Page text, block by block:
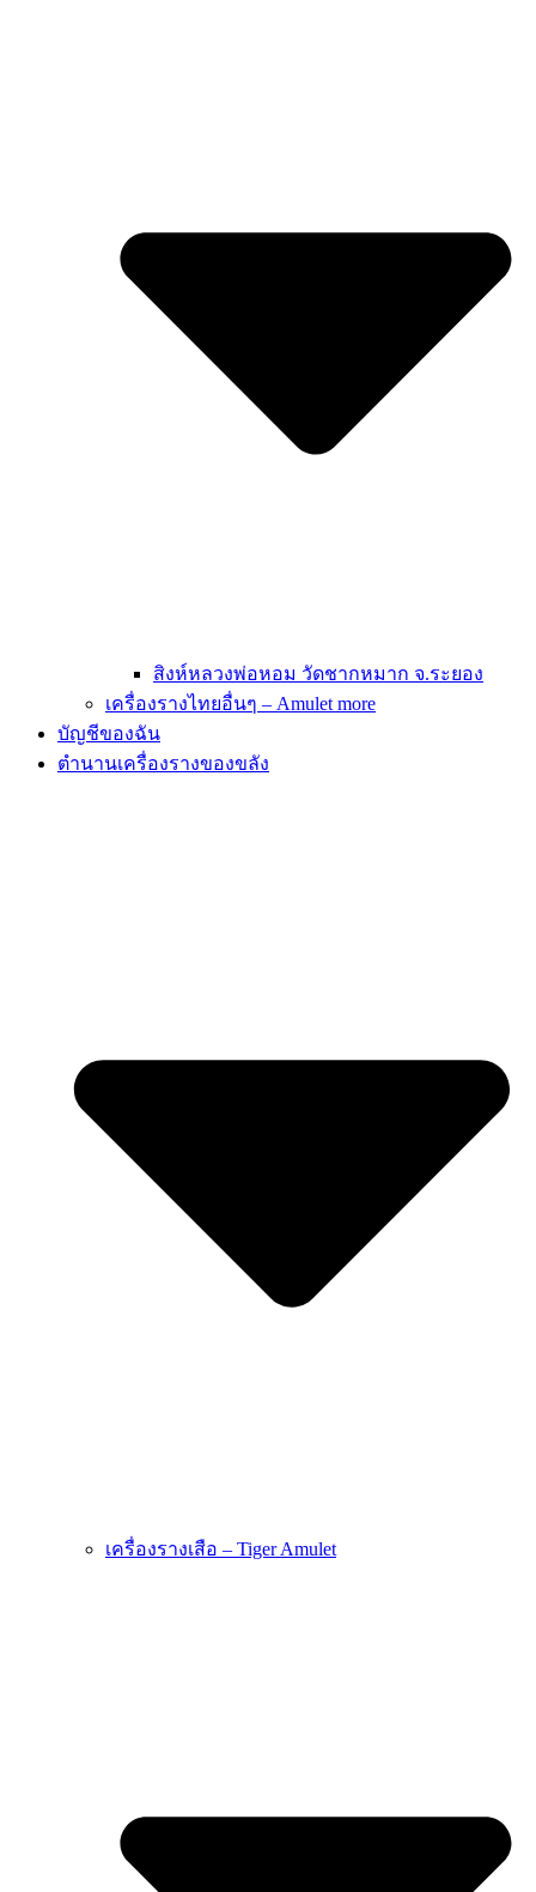
สิงห์หลวงพ่อหอม วัดชากหมาก จ.ระยอง
เครื่องรางไทยอื่นๆ – Amulet more
บัญชีของฉัน
ตำนานเครื่องรางของขลัง
เครื่องรางเสือ – Tiger Amulet